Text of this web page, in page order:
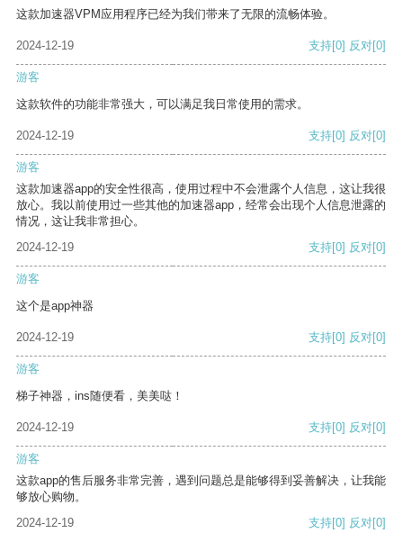
这款加速器VPM应用程序已经为我们带来了无限的流畅体验。
2024-12-19 支持[0] 反对[0]
游客
这款软件的功能非常强大，可以满足我日常使用的需求。
2024-12-19 支持[0] 反对[0]
游客
这款加速器app的安全性很高，使用过程中不会泄露个人信息，这让我很
放心。我以前使用过一些其他的加速器app，经常会出现个人信息泄露的
情况，这让我非常担心。
2024-12-19
支持[0] 反对[0]
游客
这个是app神器
2024-12-19 支持[0] 反对[0]
游客
梯子神器，ins随便看，美美哒！
2024-12-19 支持[0] 反对[0]
游客
这款app的售后服务非常完善，遇到问题总是能够得到妥善解决，让我能
够放心购物。
2024-12-19
支持[0] 反对[0]